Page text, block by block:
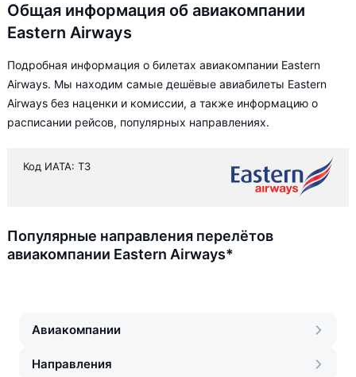
Общая информация об авиакомпании
Eastern Airways
Подробная информация о билетах авиакомпании Eastern
Airways. Мы находим самые дешёвые авиабилеты Eastern
Airways без наценки и комиссии, а также информацию о
расписании рейсов, популярных направлениях.
Код ИАТА: T3
Популярные направления перелётов
авиакомпании Eastern Airways*
Авиакомпании
Направления